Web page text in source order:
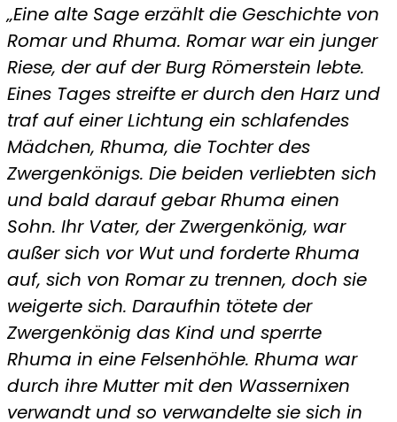
„Eine alte Sage erzählt die Geschichte von
Romar und Rhuma. Romar war ein junger
Riese, der auf der Burg Römerstein lebte.
Eines Tages streifte er durch den Harz und
traf auf einer Lichtung ein schlafendes
Mädchen, Rhuma, die Tochter des
Zwergenkönigs. Die beiden verliebten sich
und bald darauf gebar Rhuma einen
Sohn. Ihr Vater, der Zwergenkönig, war
außer sich vor Wut und forderte Rhuma
auf, sich von Romar zu trennen, doch sie
weigerte sich. Daraufhin tötete der
Zwergenkönig das Kind und sperrte
Rhuma in eine Felsenhöhle. Rhuma war
durch ihre Mutter mit den Wassernixen
verwandt und so verwandelte sie sich in